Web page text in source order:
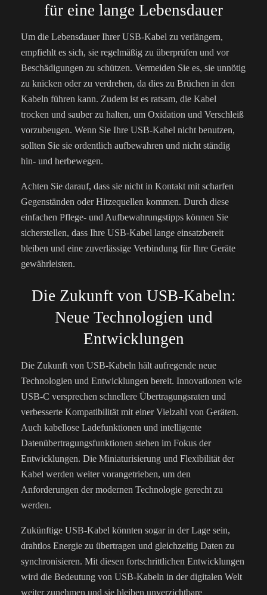
für eine lange Lebensdauer
Um die Lebensdauer Ihrer USB-Kabel zu verlängern,
empfiehlt es sich, sie regelmäßig zu überprüfen und vor
Beschädigungen zu schützen. Vermeiden Sie es, sie unnötig
zu knicken oder zu verdrehen, da dies zu Brüchen in den
Kabeln führen kann. Zudem ist es ratsam, die Kabel
trocken und sauber zu halten, um Oxidation und Verschleiß
vorzubeugen. Wenn Sie Ihre USB-Kabel nicht benutzen,
sollten Sie sie ordentlich aufbewahren und nicht ständig
hin- und herbewegen.
Achten Sie darauf, dass sie nicht in Kontakt mit scharfen
Gegenständen oder Hitzequellen kommen. Durch diese
einfachen Pflege- und Aufbewahrungstipps können Sie
sicherstellen, dass Ihre USB-Kabel lange einsatzbereit
bleiben und eine zuverlässige Verbindung für Ihre Geräte
gewährleisten.
Die Zukunft von USB-Kabeln:
Neue Technologien und
Entwicklungen
Die Zukunft von USB-Kabeln hält aufregende neue
Technologien und Entwicklungen bereit. Innovationen wie
USB-C versprechen schnellere Übertragungsraten und
verbesserte Kompatibilität mit einer Vielzahl von Geräten.
Auch kabellose Ladefunktionen und intelligente
Datenübertragungsfunktionen stehen im Fokus der
Entwicklungen. Die Miniaturisierung und Flexibilität der
Kabel werden weiter vorangetrieben, um den
Anforderungen der modernen Technologie gerecht zu
werden.
Zukünftige USB-Kabel könnten sogar in der Lage sein,
drahtlos Energie zu übertragen und gleichzeitig Daten zu
synchronisieren. Mit diesen fortschrittlichen Entwicklungen
wird die Bedeutung von USB-Kabeln in der digitalen Welt
weiter zunehmen und sie bleiben unverzichtbare